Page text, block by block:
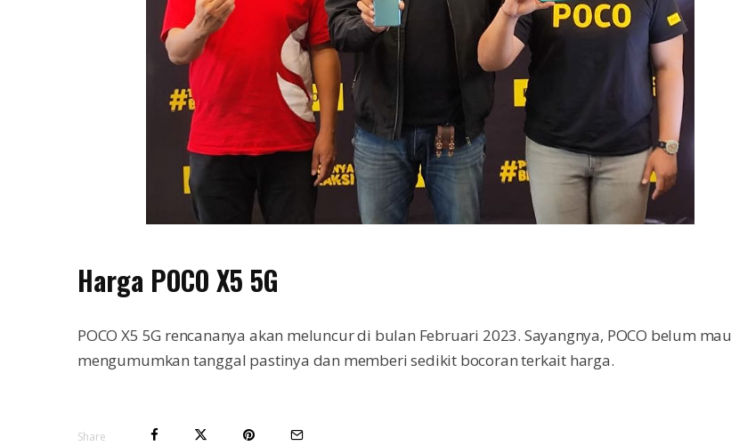
Harga POCO X5 5G
POCO X5 5G rencananya akan meluncur di bulan Februari 2023. Sayangnya, POCO belum mau
mengumumkan tanggal pastinya dan memberi sedikit bocoran terkait harga.
Share